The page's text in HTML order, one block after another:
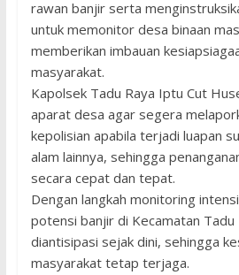
rawan banjir serta
untuk memonitor desa binaan
memberikan imbauan
masyarakat.
Kapolsek Tadu Raya Iptu Cut
aparat desa agar segera
kepolisian apabila terjadi luapan
alam lainnya, sehingga
secara cepat dan tepat.
Dengan langkah monitoring
potensi banjir di Kecamatan Tadu
diantisipasi sejak dini, sehingga
masyarakat tetap terjaga.